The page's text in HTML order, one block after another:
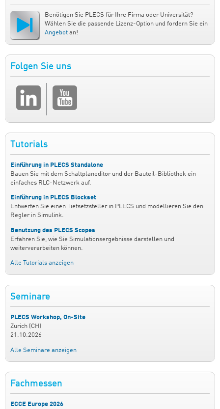
Benötigen Sie PLECS für Ihre Firma oder Universität?
Wählen Sie die passende Lizenz-Option und fordern Sie ein
Angebot an!
Folgen Sie uns
Tutorials
Einführung in PLECS Standalone
Bauen Sie mit dem Schaltplaneditor und der Bauteil-Bibliothek ein
einfaches RLC-Netzwerk auf.
Einführung in PLECS Blockset
Entwerfen Sie einen Tiefsetzsteller in PLECS und modellieren Sie den
Regler in Simulink.
Benutzung des PLECS Scopes
Erfahren Sie, wie Sie Simulationsergebnisse darstellen und
weiterverarbeiten können.
Alle Tutorials anzeigen
Seminare
PLECS Workshop, On-Site
Zurich (CH)
21.10.2026
Alle Seminare anzeigen
Fachmessen
ECCE Europe 2026